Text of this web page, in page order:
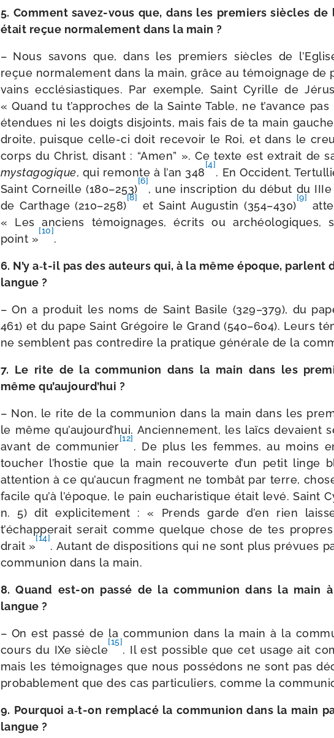
5. Comment savez-​vous que, dans les pre­miers siècles de
était reçue nor­ma­le­ment dans la main ?
– Nous savons que, dans les pre­miers siècles de
reçue nor­ma­le­ment dans la main, grâce au témoi­gnage
vains ecclé­sias­tiques. Par exemple, Saint Cyrille de
« Quand tu t’approches de la Sainte Table, ne t’avance
éten­dues ni les doigts dis­joints, mais fais de ta main
droite, puisque celle-​ci doit rece­voir le Roi, et dans le
corps du Christ, disant : “Amen” ». Ce texte est extrait de
mys­ta­go­gique, qui remonte à l’an 348
[4]
. En Occident,
Saint Corneille (180–253)
[6]
, une ins­crip­tion du début du
de Carthage (210–258)
[8]
et Saint Augustin (354–430)
[9]
« Les anciens témoi­gnages, écrits ou archéo­lo­giques,
point »
[10]
.
6. N’y a‑t-​il pas des auteurs qui, à la même époque,
langue ?
– On a pro­duit les noms de Saint Basile (329–379), du
461) et du pape Saint Grégoire le Grand (540–604). Leurs
ne semblent pas contre­dire la pra­tique géné­rale de la
7. Le rite de la com­mu­nion dans la main dans les
même qu’aujourd’hui ?
– Non, le rite de la com­mu­nion dans la main dans les
le même qu’aujourd’hui. Anciennement, les laïcs devaient
avant de com­mu­nier
[12]
. De plus les femmes, au moins
tou­cher l’hostie que la main recou­verte d’un petit linge
atten­tion à ce qu’aucun frag­ment ne tom­bât par terre,
facile qu’à l’époque, le pain eucha­ris­tique était levé. Saint
n. 5) dit expli­ci­te­ment : « Prends garde d’en rien
t’échapperait serait comme quelque chose de tes
drait »
[14]
. Autant de dis­po­si­tions qui ne sont plus pré­vues
com­mu­nion dans la main.
8. Quand est-​on pas­sé de la com­mu­nion dans la main
langue ?
– On est pas­sé de la com­mu­nion dans la main à la
cours du IXe siècle
[15]
. Il est pos­sible que cet usage ait
mais les témoi­gnages que nous pos­sé­dons ne sont pas
pro­ba­ble­ment que des cas par­ti­cu­liers, comme la
9. Pourquoi a‑t-​on rem­pla­cé la com­mu­nion dans la main
langue ?